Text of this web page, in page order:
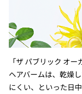
「ザ パブリック オ
ヘアバームは、乾燥
にくい、といった日